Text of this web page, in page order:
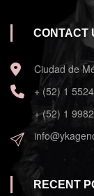
CONTACT
Ciudad de
+ (52) 1
+ (52) 1
RECENT